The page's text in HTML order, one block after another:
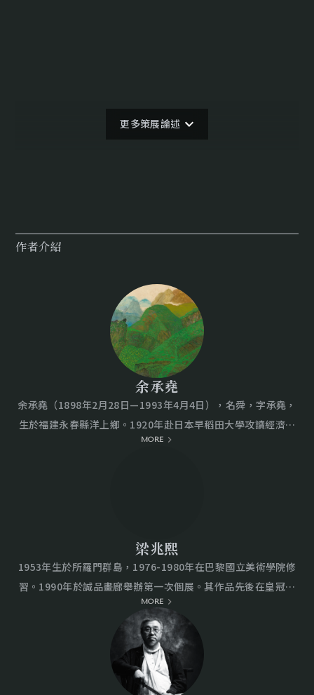
更多策展論述
作者介紹
余承堯
余承堯（1898年2月28日—1993年4月4日），名舜，字承堯，
生於福建永春縣洋上鄉。1920年赴日本早稻田大學攻讀經濟系
及日本士官學校，學成歸國後受聘於黃埔軍校，1946年以中將
墨風格帶有浩然卓絕的氣象，不拘泥筆法自成一家，其藝術成
就在亞洲現代水墨領域占有重要地位。 余氏重要展覽包含：
1977年於美國紐約新中華文化中心舉行生平首次個展，至1986
年以八十八歲高齡於台北雄獅畫廊舉行在台灣首次個展，隨後
於1987年香港大會堂舉行「余承堯水墨個展」，1988年台北歷
史博物館舉行「余承堯九十回顧展」，2015年國立歷史博物館
舉行「回山望有情——余承堯書畫展」等。
MORE
梁兆熙
1953年生於所羅門群島，1976-1980年在巴黎國立美術學院修
習。1990年於誠品畫廊舉辦第一次個展。其作品先後在皇冠藝
文中心、串門藝術空間、阿普畫廊、飛元藝術中心、月臨畫
廊、赤粒藝術等藝廊舉辦個展，並多次於國內外重要美術機構
聯展。從炭筆的輕、重、緩、急、勾、轉，都可從近距離中觀
察細微變化，超越傳統素描格局，展現遼闊生命感。
MORE